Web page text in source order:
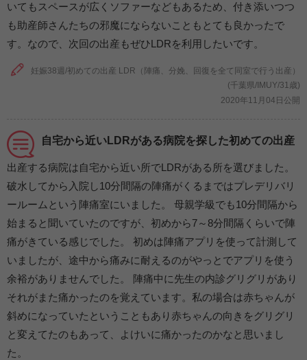
いてもスペースが広くソファーなどもあるため、付き添いつつ
も助産師さんたちの邪魔にならないこともとても良かったで
す。なので、次回の出産もぜひLDRを利用したいです。
妊娠38週/初めての出産 LDR（陣痛、分娩、回復を全て同室で行う出産）
(千葉県/IMUY/31歳)
2020年11月04日公開
自宅から近いLDRがある病院を探した初めての出産
出産する病院は自宅から近い所でLDRがある所を選びました。
破水してから入院し10分間隔の陣痛がくるまではプレデリバリ
ールームという陣痛室にいました。 母親学級でも10分間隔から
始まると聞いていたのですが、初めから7～8分間隔くらいで陣
痛がきている感じでした。 初めは陣痛アプリを使って計測して
いましたが、途中から痛みに耐えるのがやっとでアプリを使う
余裕がありませんでした。 陣痛中に先生の内診グリグリがあり
それがまた痛かったのを覚えています。私の場合は赤ちゃんが
斜めになっていたということもあり赤ちゃんの向きをグリグリ
と変えてたのもあって、よけいに痛かったのかなと思いまし
た。